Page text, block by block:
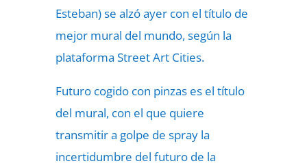
Esteban) se alzó ayer con el título de
mejor mural del mundo, según la
plataforma Street Art Cities.
Futuro cogido con pinzas es el título
del mural, con el que quiere
transmitir a golpe de spray la
incertidumbre del futuro de la